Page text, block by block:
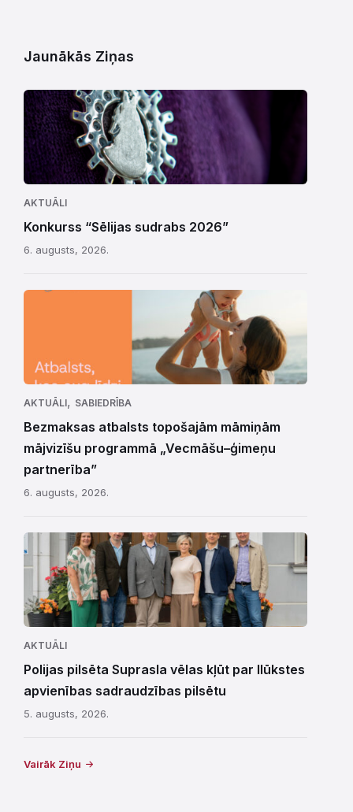
Jaunākās Ziņas
AKTUĀLI
Konkurss “Sēlijas sudrabs 2026”
6. augusts, 2026.
AKTUĀLI, SABIEDRĪBA
Bezmaksas atbalsts topošajām māmiņām
mājvizīšu programmā „Vecmāšu–ģimeņu
partnerība”
6. augusts, 2026.
AKTUĀLI
Polijas pilsēta Suprasla vēlas kļūt par Ilūkstes
apvienības sadraudzības pilsētu
5. augusts, 2026.
Vairāk Ziņu